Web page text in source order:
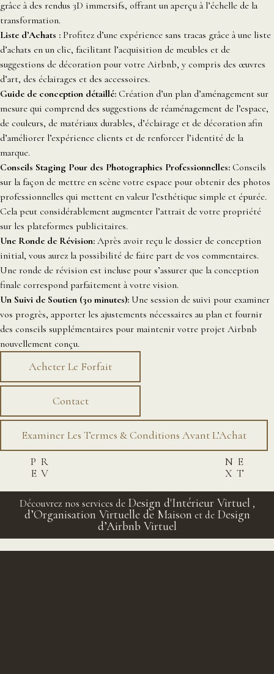
grâce à des rendus 3D immersifs, offrant un aperçu à l’échelle de la
transformation.
Liste d’Achats : Profitez d’une expérience sans tracas grâce à une liste
d’achats en un clic, facilitant l’acquisition de meubles et de
suggestions de décoration pour votre Airbnb, y compris des œuvres
d’art, des éclairages et des accessoires.
Guide de conception détaillé: Création d’un plan d’aménagement sur
mesure qui comprend des suggestions de réaménagement de l’espace,
de couleurs, de matériaux durables, d’éclairage et de décoration afin
d’améliorer l’expérience clients et de renforcer l’identité de la
marque.
Conseils Staging Pour des Photographies Professionnelles: Conseils
sur la façon de mettre en scène votre espace pour obtenir des photos
professionnelles qui mettent en valeur l’esthétique simple et épurée.
Cela peut considérablement augmenter l’attrait de votre propriété
sur les plateformes publicitaires.
Une Ronde de Révision: Après avoir reçu le dossier de conception
initial, vous aurez la possibilité de faire part de vos commentaires.
Une ronde de révision est incluse pour s’assurer que la conception
finale correspond parfaitement à votre vision.
Un Suivi de Soutien (30 minutes): Une session de suivi pour examiner
vos progrès, apporter les ajustements nécessaires au plan et fournir
des conseils supplémentaires pour maintenir votre projet Airbnb
nouvellement conçu.
Acheter Le Forfait
Contact
Examiner Les Termes & Conditions Avant L’Achat
Post
navigation
NE
XT
PR
EV
Découvrez nos services de Design d'Intérieur Virtuel ,
d’Organisation Virtuelle de Maison et de Design
d’Airbnb Virtuel